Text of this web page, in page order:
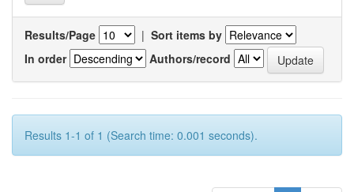
Results/Page | Sort items by
In order
Authors/record
Results 1-1 of 1 (Search time: 0.001 seconds).